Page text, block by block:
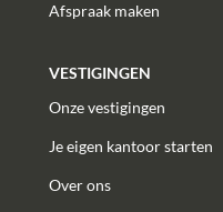
Afspraak maken
VESTIGINGEN
Onze vestigingen
Je eigen kantoor starten
Over ons